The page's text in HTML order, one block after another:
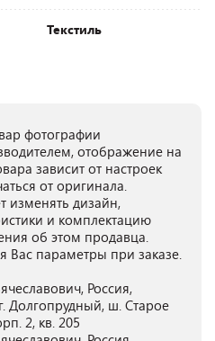
Текстиль
фотографии
отображение на
зависит от настроек
от оригинала.
изменять дизайн,
и комплектацию
об этом продавца.
Вас параметры при заказе.
Россия,
Долгопрудный, ш. Старое
2, кв. 205